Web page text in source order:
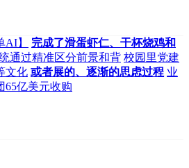
】
完成了滑蛋虾仁、干杯烧鸡和
通过精准区分前景和背 校园里党建
文化 或者展的、逐渐的思虑过程 业
65亿美元收购